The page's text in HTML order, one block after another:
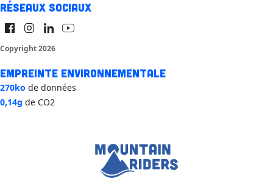
Réseaux sociaux
Copyright 2026
Empreinte environnementale
270ko de données
0,14g de CO2